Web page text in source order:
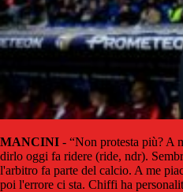
MANCINI - “Non protesta più? A
dirlo oggi fa ridere (ride, ndr).
l'arbitro fa parte del calcio. A me
poi l'errore ci sta. Chiffi ha